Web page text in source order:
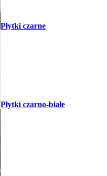
Płytki czarne
Płytki czarno-białe